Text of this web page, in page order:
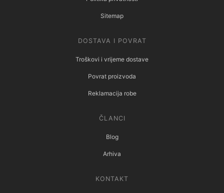
Sitemap
DOSTAVA I POVRAT
Troškovi i vrijeme dostave
Povrat proizvoda
Reklamacija robe
ČLANCI
Blog
Arhiva
KONTAKT